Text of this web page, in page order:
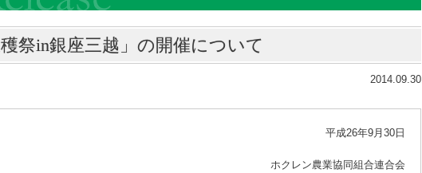
祭in銀座三越」の開催について
2014.09.30
平成26年9月30日
ホクレン農業協同組合連合会